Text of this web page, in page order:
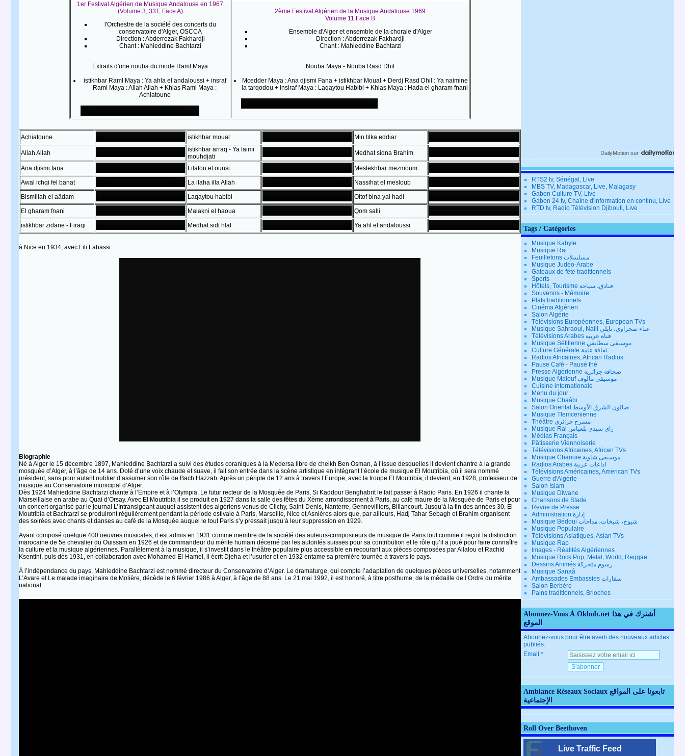
1er Festival Algérien de Musique Andalouse en 1967
(Volume 3, 33T, Face A)
l'Orchestre de la société des concerts du
conservatoire d'Alger, OSCCA
Direction : Abderrezak Fakhardji
Chant : Mahieddine Bachtarzi
Extraits d'une nouba du mode Raml Maya
istikhbar Raml Maya : Ya ahla el andaloussi + insraf
Raml Maya : Allah Allah + Khlas Raml Maya :
Achiatoune
2ème Festival Algérien de la Musique Andalouse 1969
Volume 11 Face B
Ensemble d'Alger et ensemble de la chorale d'Alger
Direction : Abderrezak Fakhardji
Chant : Mahieddine Bachtarzi
Nouba Maya - Nouba Rasd Dhil
Mcedder Maya : Ana djismi Fana + istikhbar Moual + Derdj Rasd Dhil : Ya naimine
la tarqodou + insiraf Maya : Laqaytou Habibi + Khlas Maya : Hada el gharam fnani
Achiatoune istikhbar moual Min tilka eddiar
Allah Allah
istikhbar arraq - Ya laimi
mouhdjati
Medhat sidna Brahim
Ana djismi fana Lilatou el ounsi
Mestekhbar mezmoum
Awal ichqi fel banat
La ilaha illa Allah
Nassihat el mesloub
Bismillah el aâdam
Laqaytou habibi
Oltof bina yal hadi
El gharam fnani
Malakni el haoua
Qom salli
istikhbar zidane - Firaqi
Medhat sidi hlal Ya ahl el andaloussi
à Nice en 1934, avec Lili Labassi
Biographie
Né à Alger le 15 décembre 1897, Mahieddine Bachtarzi a suivi des études coraniques à la Medersa libre de cheikh Ben Osman, à l’issue desquelles il devient chantre à la grande
mosquée d’Alger, à l’âge de 14 ans. Doté d’une voix chaude et suave, il fait son entrée dans la scène artistique en intégrant l’école de musique El Moutribia, où il sera nommé
président, sans pour autant oublier d’assumer son rôle de Bach Hazzab. Après un périple de 12 ans à travers l’Europe, avec la troupe El Moutribia, il devient, en 1928, professeur de
musique au Conservatoire municipal d’Alger.
Dès 1924 Mahieddine Bachtarzi chante à l’Empire et à l’Olympia. Le futur recteur de la Mosquée de Paris, Si Kaddour Benghabrit le fait passer à Radio Paris. En 1926 il chante la
Marseillaise en arabe au Quai d’Orsay. Avec El Moutribia il se produit en 1927 dans la salle des fêtes du Xème arrondissement à Paris, au café maure de la Mosquée de Paris et pour
un concert organisé par le journal L’Intransigeant auquel assistent des algériens venus de Clichy, Saint-Denis, Nanterre, Gennevilliers, Billancourt. Jusqu’à la fin des années 30, El
Moutribia et Bachtarzi se produiront régulièrement pendant la période estivale à Paris, Marseille, Nice et Asnières alors que, par ailleurs, Hadj Tahar Sebagh et Brahim organisent
des soirées avec chants et danses au café de la Mosquée auquel le tout Paris s’y pressait jusqu’à leur suppression en 1929.
Ayant composé quelque 400 oeuvres musicales, il est admis en 1931 comme membre de la société des auteurs-compositeurs de musique de Paris tout comme il reçoit la distinction
marocaine de 5e chevalier du Ouissam en 1926 et de commandeur du mérite humain décerné par les autorités suisses pour sa contribution et le rôle qu’il a joué pour faire connaître
la culture et la musique algériennes. Parallèlement à la musique, il s’investit dans le théâtre populaire plus accessible en recourant aux pièces composées par Allalou et Rachid
Ksentini, puis dès 1931, en collaboration avec Mohamed El-Hamel, il écrit Djeha et l’usurier et en 1932 entame sa première tournée à travers le pays.
À l’indépendance du pays, Mahieddine Bachtarzi est nommé directeur du Conservatoire d’Alger. Le dramaturge, qui compte l’adaptation de quelques pièces universelles, notamment
L’Avare et Le malade imaginaire de Molière, décède le 6 février 1986 à Alger, à l’âge de 88 ans. Le 21 mai 1992, il est honoré, à titre posthume, de la médaille de l’Ordre du mérite
national.
DailyMotion sur
RTS2 tv, Sénégal, Live
MBS TV, Madagascar, Live, Malagasy
Gabon Culture TV, Live
Gabon 24 tv, Chaîne d'information en continu, Live
RTD tv, Radio Télévision Djibouti, Live
Tags / Catégories
Musique Kabyle
Musique Rai
Feuilletons مسلسلات
Musique Judéo-Arabe
Gateaux de fête traditionnels
Sports
Hôtels, Tourisme فنادق، سياحة
Souvenirs - Mémoire
Plats traditionnels
Cinéma Algérien
Salon Algérie
Télévisions Européennes, European TVs
Musique Sahraoui, Naili غناء صحراوي، نايلي
Télévisions Arabes قناة عربية
Musique Sétifienne موسيقى سطايفي
Culture Générale ثقافة عامة
Radios Africaines, African Radios
Pause Café - Pausé thé
Presse Algérienne صحافة جزائرية
Musique Malouf موسيقى مالوف
Cuisine internationale
Menu du jour
Musique Chaâbi
Salon Oriental صالون الشرق الأوسط
Musique Tlemcenienne
Théâtre مسرح جزائري
Musique Rai راي سيدي بلعباس
Médias Français
Pâtisserie Viennoiserie
Télévisions Africaines, African TVs
Musique Chaouie موسيقى شاوية
Radios Arabes اذاعات عربية
Télévisions Américaines, American TVs
Guerre d'Algérie
Salon Islam
Musique Diwane
Chansons de Stade
Revue de Presse
Administration إدارة
Musique Bédoui شيوخ، شيخات، مداحات
Musique Populaire
Télévisions Asiatiques, Asian TVs
Musique Rap
Images - Réalités Algériennes
Musique Rock Pop, Metal, World, Reggae
Dessins Animés رسوم متحركة
Musique Sanaâ
Ambassades Embassies سفارات
Salon Berbère
Pains traditionnels, Brioches
Abonnez-Vous À Okbob.net أشترك في هذا
الموقع
Abonnez-vous pour être averti des nouveaux articles
publiés.
Email
Ambiance Réseaux Sociaux تابعونا على المواقع
الإجتماعية
Roll Over Beethoven
Live Traffic Feed